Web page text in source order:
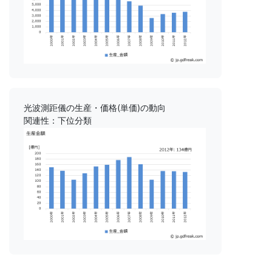
光波測距儀の生産・価格(単価)の動向
関連性：下位分類